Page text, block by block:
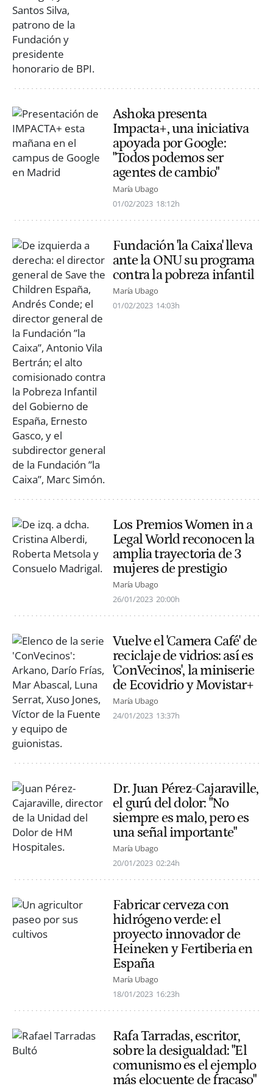
Ashoka presenta
Impacta+, una iniciativa
apoyada por Google:
"Todos podemos ser
agentes de cambio"
María Ubago
01/02/2023 18:12h
Fundación 'la Caixa' lleva
ante la ONU su programa
contra la pobreza infantil
María Ubago
01/02/2023 14:03h
Los Premios Women in a
Legal World reconocen la
amplia trayectoria de 3
mujeres de prestigio
María Ubago
26/01/2023 20:00h
Vuelve el 'Camera Café' de
reciclaje de vidrios: así es
'ConVecinos', la miniserie
de Ecovidrio y Movistar+
María Ubago
24/01/2023 13:37h
Dr. Juan Pérez-Cajaraville,
el gurú del dolor: "No
siempre es malo, pero es
una señal importante"
María Ubago
20/01/2023 02:24h
Fabricar cerveza con
hidrógeno verde: el
proyecto innovador de
Heineken y Fertiberia en
España
María Ubago
18/01/2023 16:23h
Rafa Tarradas, escritor,
sobre la desigualdad: "El
comunismo es el ejemplo
más elocuente de fracaso"